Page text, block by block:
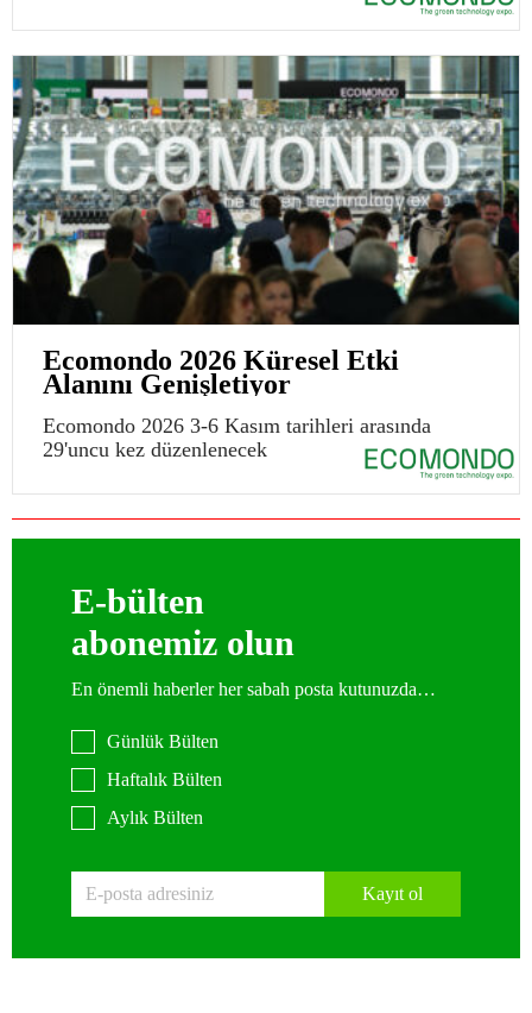
Ecomondo 2026 Küresel Etki
Alanını Genişletiyor
Ecomondo 2026 3-6 Kasım tarihleri arasında
29'uncu kez düzenlenecek
E-bülten
abonemiz olun
En önemli haberler her sabah posta kutunuzda…
Günlük Bülten
Haftalık Bülten
Aylık Bülten
Kayıt ol